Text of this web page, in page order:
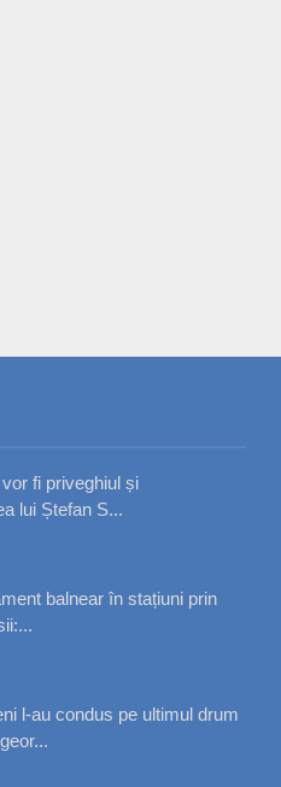
fi priveghiul și
lui Ștefan S...
balnear în stațiuni prin
l-au condus pe ultimul drum